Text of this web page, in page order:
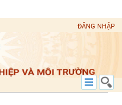
ĐĂNG NHẬP